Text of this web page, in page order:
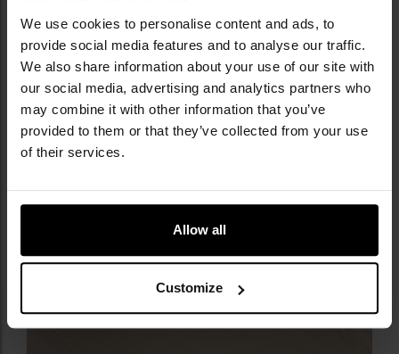
We use cookies to personalise content and ads, to
provide social media features and to analyse our traffic.
We also share information about your use of our site with
our social media, advertising and analytics partners who
may combine it with other information that you’ve
provided to them or that they’ve collected from your use
of their services.
Allow all
Customize
jedna mała nad kieszenią cargo